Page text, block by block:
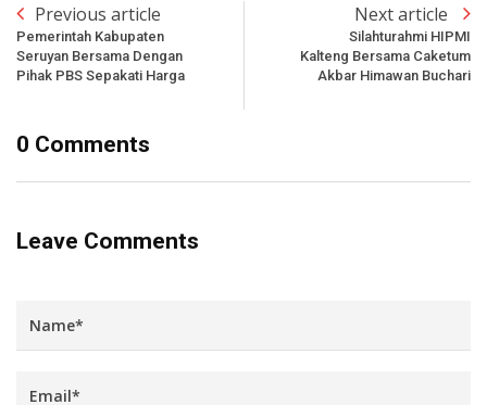
Previous article
Pemerintah Kabupaten
Seruyan Bersama Dengan
Pihak PBS Sepakati Harga
Next article
Silahturahmi HIPMI
Kalteng Bersama Caketum
Akbar Himawan Buchari
0 Comments
Leave Comments